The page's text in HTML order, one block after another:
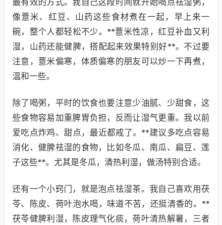
最有效的方式。我自己这段时间就开始喝点祛湿粥，
像薏米、红豆、山药这些食材煮在一起，早上来一
碗，整个人都轻松不少。**薏米性凉，红豆补血又利
湿，山药还能健脾，搭配起来效果特别好**。不过要
注意，薏米偏寒，体质偏寒的朋友可以炒一下再煮，
温和一些。
除了喝粥，平时的饮食也要注意少油腻、少甜食，这
些食物容易加重脾胃负担，反而让湿气更重。我以前
爱吃点炸鸡、甜点，最近都戒了。**建议多吃点容易
消化、健脾祛湿的食物，比如冬瓜、南瓜、扁豆、莲
子这些**。尤其是冬瓜，清热利湿，做汤特别合适。
还有一个小窍门，就是泡点祛湿茶。我自己喜欢用茯
苓、陈皮、荷叶泡水喝，味道不苦，还挺清香的。**
茯苓健脾利湿，陈皮理气化痰，荷叶清热解暑，三者